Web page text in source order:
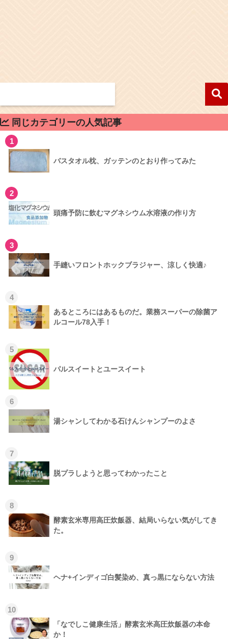
同じカテゴリーの人気記事
1
バスタオル枕、ガッテンのとおり作ってみた
2
頭痛予防に飲むマグネシウム水溶液の作り方
3
手縫いフロントホックブラジャー、涼しく快適♪
4
あるところにはあるものだ。業務スーパーの除菌ア
ルコール78入手！
5
パルスイートとユースイート
6
湯シャンしてわかる石けんシャンプーのよさ
7
脱プラしようと思ってわかったこと
8
酵素玄米専用高圧炊飯器、結局いらない気がしてき
た。
9
ヘナ+インディゴ白髪染め、真っ黒にならない方法
10
「なでしこ健康生活」酵素玄米高圧炊飯器の本命
か！